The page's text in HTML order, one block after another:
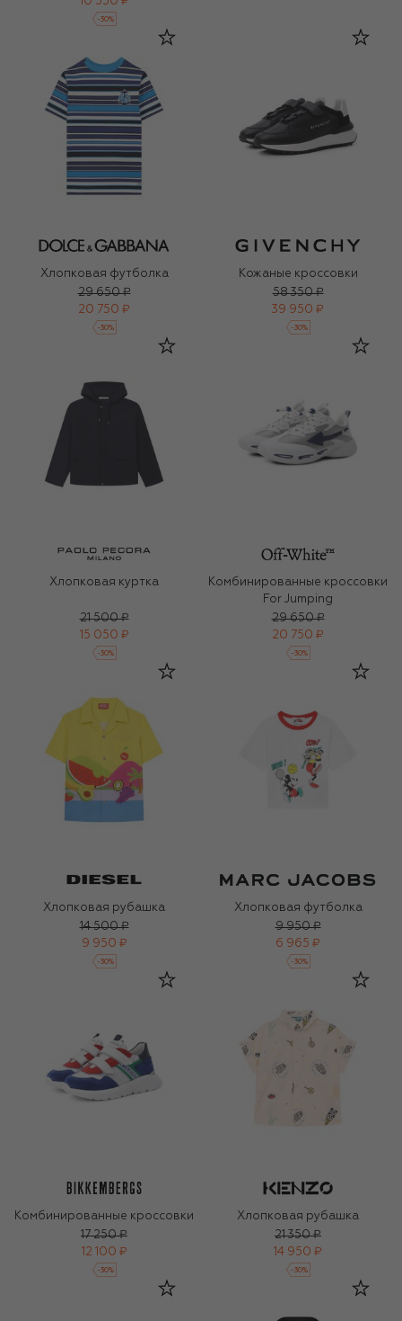
-30%
Хлопковая футболка
29 650 ₽
20 750 ₽
-30%
Кожаные кроссовки
58 350 ₽
39 950 ₽
-30%
Хлопковая куртка
21 500 ₽
15 050 ₽
-30%
Комбинированные кроссовки
For Jumping
29 650 ₽
20 750 ₽
-30%
Хлопковая рубашка
14 500 ₽
9 950 ₽
-30%
Хлопковая футболка
9 950 ₽
6 965 ₽
-30%
Комбинированные кроссовки
17 250 ₽
12 100 ₽
-30%
Хлопковая рубашка
21 350 ₽
14 950 ₽
-30%